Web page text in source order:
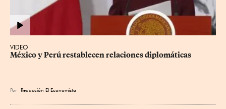
VIDEO
México y Perú restablecen relaciones diplomáticas
Por Redacción El Economista